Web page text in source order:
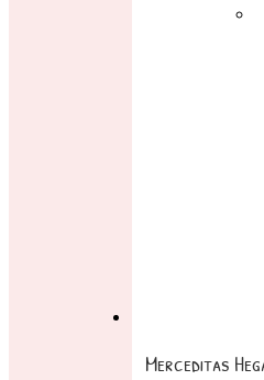
Merceditas